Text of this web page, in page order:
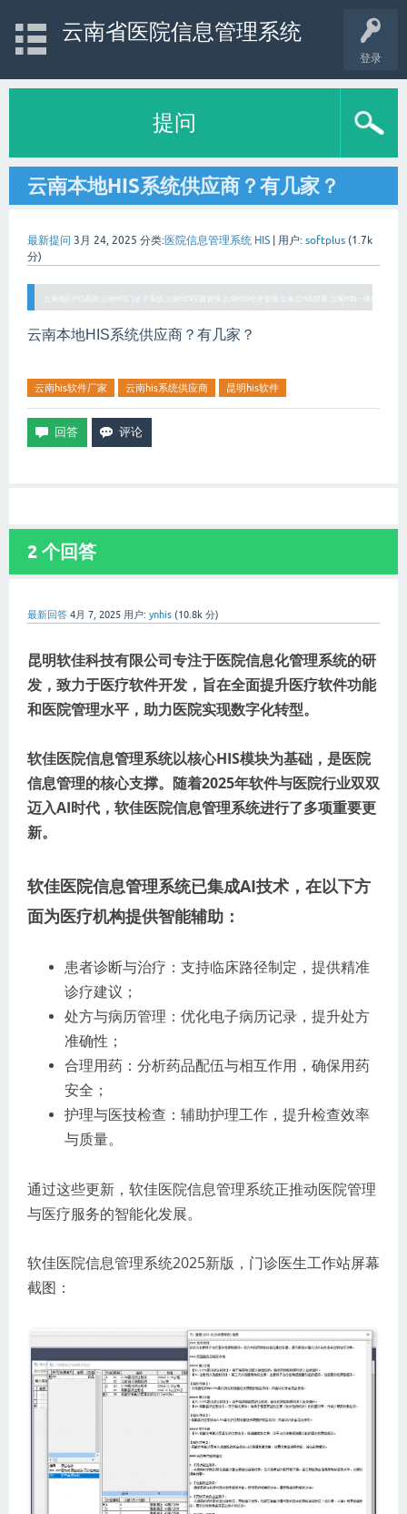
登录
云南省医院信息管理系统
提问
云南本地HIS系统供应商？有几家？
最新提问 3月 24, 2025 分类:医院信息管理系统 HIS 用户: softplus (1.7k
分)
云南地区HIS系统,云南HIS门诊子系统,云南HIS医嘱管理,云南HIS经济管理,云南云HIS部署,云南HIS一体化系统
云南本地HIS系统供应商？有几家？
云南his软件厂家 云南his系统供应商 昆明his软件
2 个回答
最新回答 4月 7, 2025 用户: ynhis (10.8k 分)
昆明软佳科技有限公司专注于医院信息化管理系统的研
发，致力于医疗软件开发，旨在全面提升医疗软件功能
和医院管理水平，助力医院实现数字化转型。
软佳医院信息管理系统以核心HIS模块为基础，是医院
信息管理的核心支撑。随着2025年软件与医院行业双双
迈入AI时代，软佳医院信息管理系统进行了多项重要更
新。
软佳医院信息管理系统已集成AI技术，在以下方
面为医疗机构提供智能辅助：
患者诊断与治疗：支持临床路径制定，提供精准
诊疗建议；
处方与病历管理：优化电子病历记录，提升处方
准确性；
合理用药：分析药品配伍与相互作用，确保用药
安全；
护理与医技检查：辅助护理工作，提升检查效率
与质量。
通过这些更新，软佳医院信息管理系统正推动医院管理
与医疗服务的智能化发展。
软佳医院信息管理系统2025新版，门诊医生工作站屏幕
截图：